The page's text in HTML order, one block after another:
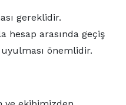
gereklidir.
hesap arasında geçiş
önemlidir.